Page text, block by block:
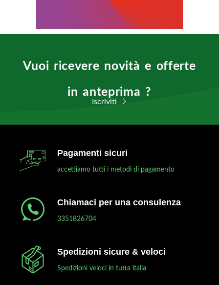
Vuoi ricevere novità e offerte
in anteprima ?
Iscriviti
Pagamenti sicuri
accettiamo tutti i metodi di pagamento
Chiamaci per una consulenza
3351826704
Spedizioni sicure & veloci
Spedizioni veloci in tutta italia